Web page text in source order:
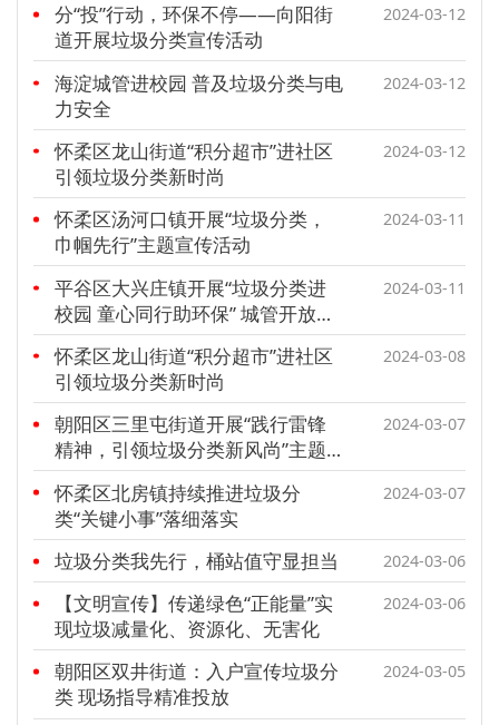
分“投”行动，环保不停——向阳街
道开展垃圾分类宣传活动
2024-03-12
海淀城管进校园 普及垃圾分类与电
力安全
2024-03-12
怀柔区龙山街道“积分超市”进社区
引领垃圾分类新时尚
2024-03-12
怀柔区汤河口镇开展“垃圾分类，
巾帼先行”主题宣传活动
2024-03-11
平谷区大兴庄镇开展“垃圾分类进
校园 童心同行助环保” 城管开放日
主题活动
2024-03-11
怀柔区龙山街道“积分超市”进社区
引领垃圾分类新时尚
2024-03-08
朝阳区三里屯街道开展“践行雷锋
精神，引领垃圾分类新风尚”主题
志愿活动
2024-03-07
怀柔区北房镇持续推进垃圾分
类“关键小事”落细落实
2024-03-07
垃圾分类我先行，桶站值守显担当 2024-03-06
【文明宣传】传递绿色“正能量”实
现垃圾减量化、资源化、无害化
2024-03-06
朝阳区双井街道：入户宣传垃圾分
类 现场指导精准投放
2024-03-05